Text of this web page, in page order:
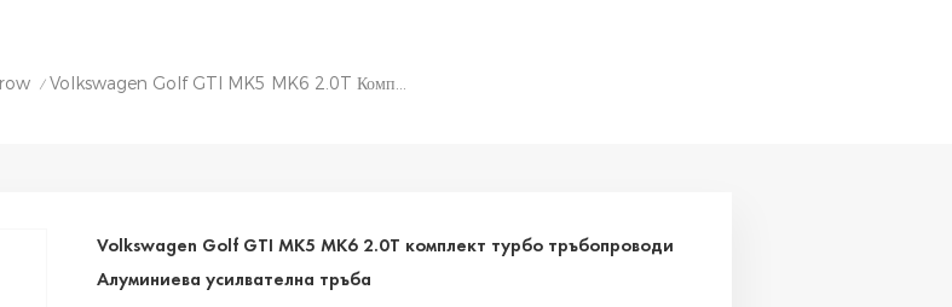
/ Volkswagen Golf GTI MK5 MK6 2.0T Комплект Турбо Тръбопроводи Алуминиева Усилвателна Тръба
Volkswagen Golf GTI MK5 MK6 2.0T комплект турбо тръбопроводи
Алуминиева усилвателна тръба